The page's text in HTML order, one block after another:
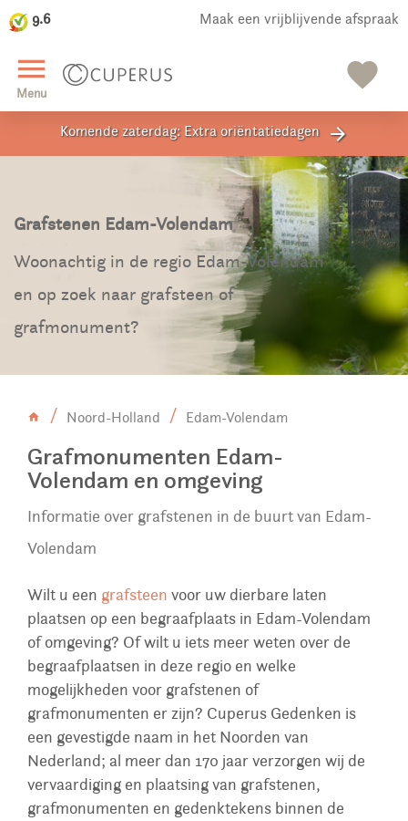
9.6 Maak een vrijblijvende afspraak
menu
Menu favorite
close
Komende zaterdag: Extra oriëntatiedagen arrow_forward
Grafstenen Edam-Volendam
Woonachtig in de regio Edam-Volendam
en op zoek naar grafsteen of
grafmonument?
Noord-Holland Edam-Volendam
Grafmonumenten Edam-
Volendam en omgeving
Informatie over grafstenen in de buurt van Edam-
Volendam
Wilt u een grafsteen voor uw dierbare laten
plaatsen op een begraafplaats in Edam-Volendam
of omgeving? Of wilt u iets meer weten over de
begraafplaatsen in deze regio en welke
mogelijkheden voor grafstenen of
grafmonumenten er zijn? Cuperus Gedenken is
een gevestigde naam in het Noorden van
Nederland; al meer dan 170 jaar verzorgen wij de
vervaardiging en plaatsing van grafstenen,
grafmonumenten en gedenktekens binnen de